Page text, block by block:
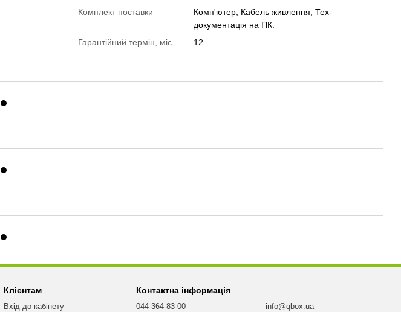
Комплект поставки
Комп'ютер, Кабель живлення, Тех-
документація на ПК.
Гарантійний термін, міс.
12
Клієнтам
Вхід до кабінету
Контактна інформація
044 364-83-00 info@qbox.ua